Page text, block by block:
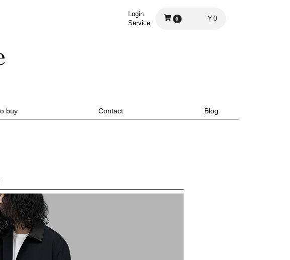
Login
Service
0 ￥0
buy Contact Blog